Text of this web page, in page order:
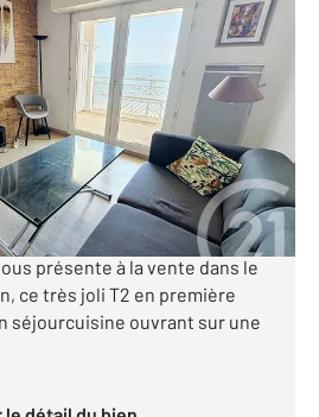
à vendre
€
ligne - une chambre -
- parking et cellier] Century 21
présente à la vente dans le
ce très joli T2 en première
séjourcuisine ouvrant sur une